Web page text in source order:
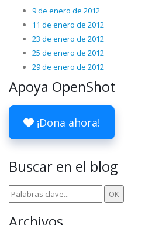
9 de enero de 2012
11 de enero de 2012
23 de enero de 2012
25 de enero de 2012
29 de enero de 2012
Apoya OpenShot
¡Dona ahora!
Buscar en el blog